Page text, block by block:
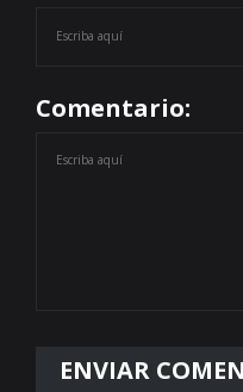
Comentario: